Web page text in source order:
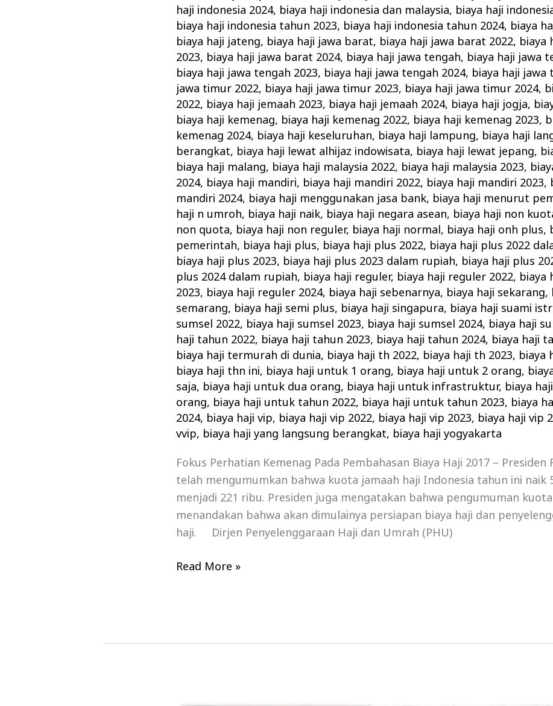
haji indonesia 2024, biaya haji indonesia dan malaysia, biaya haji
biaya haji indonesia tahun 2023, biaya haji indonesia tahun 2024, biaya
biaya haji jateng, biaya haji jawa barat, biaya haji jawa barat 2022, biaya
2023, biaya haji jawa barat 2024, biaya haji jawa tengah, biaya haji jawa
biaya haji jawa tengah 2023, biaya haji jawa tengah 2024, biaya haji jawa
jawa timur 2022, biaya haji jawa timur 2023, biaya haji jawa timur 2024,
2022, biaya haji jemaah 2023, biaya haji jemaah 2024, biaya haji jogja,
biaya haji kemenag, biaya haji kemenag 2022, biaya haji kemenag 2023,
kemenag 2024, biaya haji keseluruhan, biaya haji lampung, biaya haji
berangkat, biaya haji lewat alhijaz indowisata, biaya haji lewat jepang,
biaya haji malang, biaya haji malaysia 2022, biaya haji malaysia 2023,
2024, biaya haji mandiri, biaya haji mandiri 2022, biaya haji mandiri 2023,
mandiri 2024, biaya haji menggunakan jasa bank, biaya haji menurut
haji n umroh, biaya haji naik, biaya haji negara asean, biaya haji non
non quota, biaya haji non reguler, biaya haji normal, biaya haji onh plus,
pemerintah, biaya haji plus, biaya haji plus 2022, biaya haji plus 2022
biaya haji plus 2023, biaya haji plus 2023 dalam rupiah, biaya haji plus
plus 2024 dalam rupiah, biaya haji reguler, biaya haji reguler 2022, biaya
2023, biaya haji reguler 2024, biaya haji sebenarnya, biaya haji sekarang,
semarang, biaya haji semi plus, biaya haji singapura, biaya haji suami
sumsel 2022, biaya haji sumsel 2023, biaya haji sumsel 2024, biaya haji
haji tahun 2022, biaya haji tahun 2023, biaya haji tahun 2024, biaya haji
biaya haji termurah di dunia, biaya haji th 2022, biaya haji th 2023, biaya
biaya haji thn ini, biaya haji untuk 1 orang, biaya haji untuk 2 orang,
saja, biaya haji untuk dua orang, biaya haji untuk infrastruktur, biaya
orang, biaya haji untuk tahun 2022, biaya haji untuk tahun 2023, biaya
2024, biaya haji vip, biaya haji vip 2022, biaya haji vip 2023, biaya haji vip
vvip, biaya haji yang langsung berangkat, biaya haji yogyakarta
Fokus Perhatian Kemenag Pada Pembahasan Biaya Haji 2017 – Presiden
telah mengumumkan bahwa kuota jamaah haji Indonesia tahun ini naik
menjadi 221 ribu. Presiden juga mengatakan bahwa pengumuman
menandakan bahwa akan dimulainya persiapan biaya haji dan
haji. Dirjen Penyelenggaraan Haji dan Umrah (PHU)
Read More »